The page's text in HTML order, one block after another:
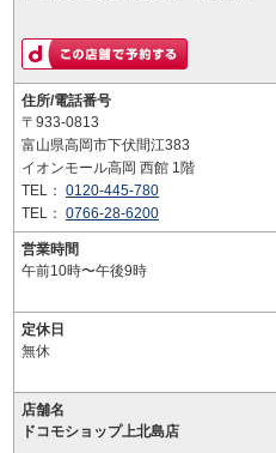
住所/電話番号
〒933-0813
富山県高岡市下伏間江383
イオンモール高岡 西館 1階
TEL： 0120-445-780
TEL： 0766-28-6200
営業時間
午前10時〜午後9時
定休日
無休
店舗名
ドコモショップ上北島店